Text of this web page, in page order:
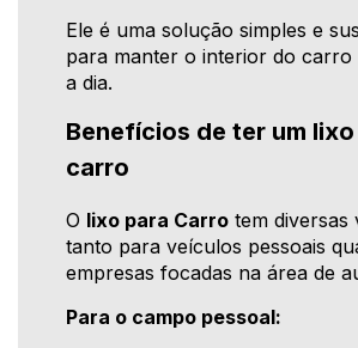
Ele é uma solução simples e
para manter o interior do carro
a dia.
Benefícios de ter um
carro
O lixo para Carro tem diversas
tanto para veículos pessoais
empresas focadas na área de
Para o campo pessoal: